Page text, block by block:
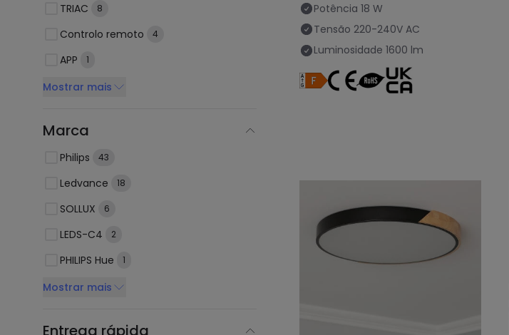
TRIAC 8
Controlo remoto 4
APP 1
Mostrar mais
Marca
Philips 43
Ledvance 18
SOLLUX 6
LEDS-C4 2
PHILIPS Hue 1
Mostrar mais
Entrega rápida
Potência 18 W
Tensão 220-240V AC
Luminosidade 1600 lm